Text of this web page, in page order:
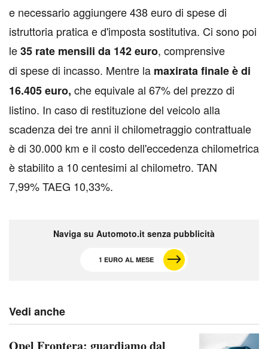
e necessario aggiungere 438 euro di spese di
istruttoria pratica e d'imposta sostitutiva. Ci sono poi
le35 rate mensili da 142 euro, comprensive
di spese di incasso. Mentre la maxirata finale è di
16.405 euro, che equivale al 67% del prezzo di
listino. In caso di restituzione del veicolo alla
scadenza dei tre anni il chilometraggio contrattuale
è di 30.000 km e il costo dell'eccedenza chilometrica
è stabilito a 10 centesimi al chilometro. TAN
7,99% TAEG 10,33%.
Naviga su Automoto.it senza pubblicità
1 EURO AL MESE
Vedi anche
Opel Frontera: guardiamo dal